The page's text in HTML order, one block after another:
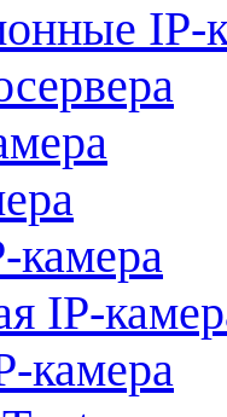
IP-
IP-
камера